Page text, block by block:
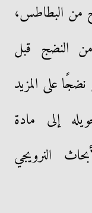
من البطاطس،
النضج قبل
على المزيد
إلى مادة
النرويجي